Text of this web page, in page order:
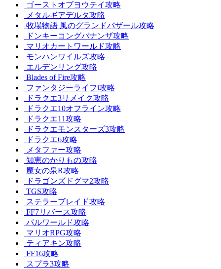
ゴーストオブヨウテイ攻略
メタルギアデルタ攻略
牧場物語 風のグランドバザール攻略
ドンキーコングバナンザ攻略
マリオカートワールド攻略
モンハンワイルズ攻略
エルデンリング攻略
Blades of Fire攻略
ファンタジーライフi攻略
ドラクエ3リメイク攻略
ドラクエ10オフライン攻略
ドラクエ11攻略
ドラクエモンスターズ3攻略
ドラクエ6攻略
メタファー攻略
知恵のかりもの攻略
魔女の泉R攻略
ドラゴンズドグマ2攻略
TGS攻略
ステラーブレイド攻略
FF7リバース攻略
パルワールド攻略
マリオRPG攻略
ティアキン攻略
FF16攻略
スプラ3攻略